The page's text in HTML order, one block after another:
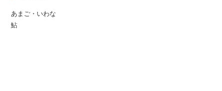
あまご・いわな
鮎